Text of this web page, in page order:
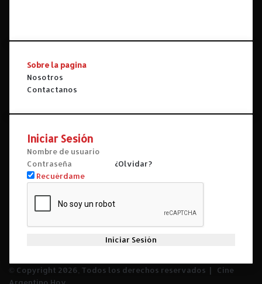
Sobre la pagina
Nosotros
Contactanos
Iniciar Sesión
¿Olvidar?
Recuérdame
Iniciar Sesión
© Copyright 2026, Todos los derechos reservados |
Cine